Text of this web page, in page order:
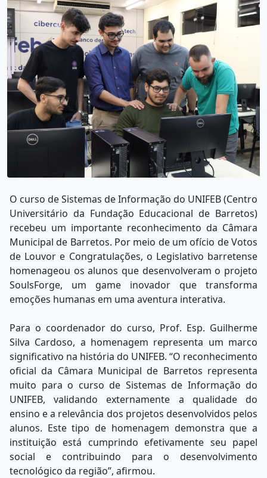
O curso de Sistemas de Informação do UNIFEB (Centro
Universitário da Fundação Educacional de Barretos)
recebeu um importante reconhecimento da Câmara
Municipal de Barretos. Por meio de um ofício de Votos
de Louvor e Congratulações, o Legislativo barretense
homenageou os alunos que desenvolveram o projeto
SoulsForge, um game inovador que transforma
emoções humanas em uma aventura interativa.
Para o coordenador do curso, Prof. Esp. Guilherme
Silva Cardoso, a homenagem representa um marco
significativo na história do UNIFEB. “O reconhecimento
oficial da Câmara Municipal de Barretos representa
muito para o curso de Sistemas de Informação do
UNIFEB, validando externamente a qualidade do
ensino e a relevância dos projetos desenvolvidos pelos
alunos. Este tipo de homenagem demonstra que a
instituição está cumprindo efetivamente seu papel
social e contribuindo para o desenvolvimento
tecnológico da região”, afirmou.